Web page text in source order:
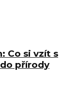
Co si vzít s
přírody